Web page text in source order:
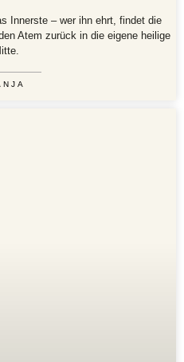
Innerste – wer ihn ehrt, findet die
Atem zurück in die eigene heilige